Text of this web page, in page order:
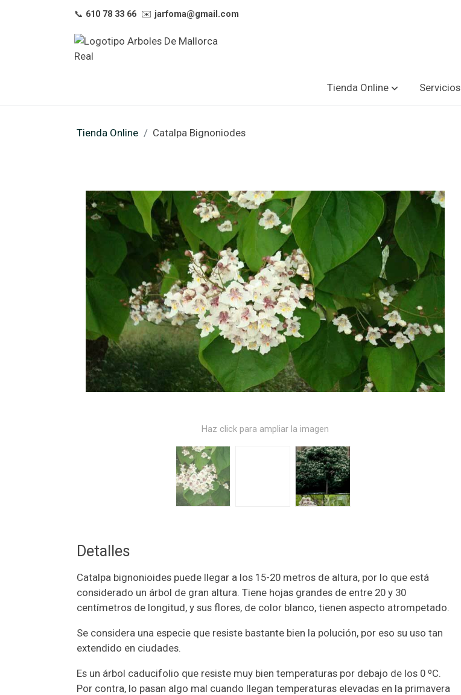
📞 610 78 33 66 ✉️ jarfoma@gmail.com
Tienda Online Servicios
Tienda Online Catalpa Bignoniodes
Haz click para ampliar la imagen
Detalles
Catalpa bignonioides puede llegar a los 15-20 metros de altura, por lo que está
considerado un árbol de gran altura. Tiene hojas grandes de entre 20 y 30
centímetros de longitud, y sus flores, de color blanco, tienen aspecto atrompetado.
Se considera una especie que resiste bastante bien la polución, por eso su uso tan
extendido en ciudades.
Es un árbol caducifolio que resiste muy bien temperaturas por debajo de los 0 ºC.
Por contra, lo pasan algo mal cuando llegan temperaturas elevadas en la primavera